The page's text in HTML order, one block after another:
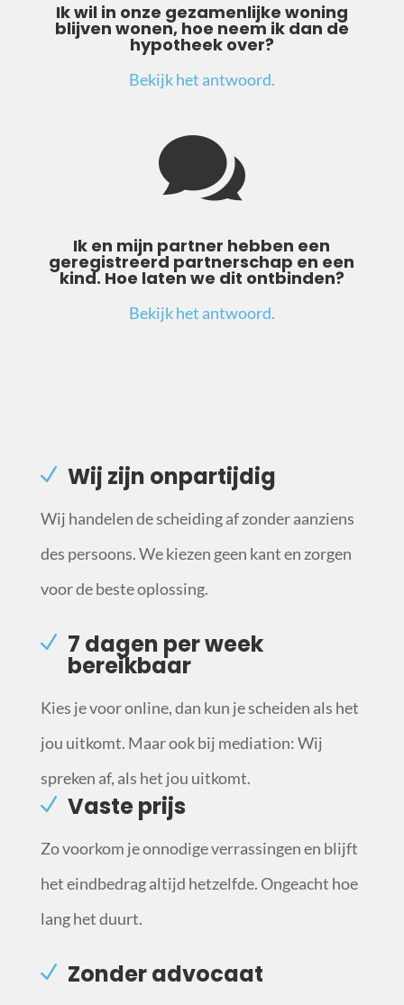
Ik wil in onze gezamenlijke woning
blijven wonen, hoe neem ik dan de
hypotheek over?
Bekijk het antwoord.

Ik en mijn partner hebben een
geregistreerd partnerschap en een
kind. Hoe laten we dit ontbinden?
Bekijk het antwoord.
Wij zijn onpartijdig
Wij handelen de scheiding af zonder aanziens
des persoons. We kiezen geen kant en zorgen
voor de beste oplossing.
7 dagen per week
bereikbaar
Kies je voor online, dan kun je scheiden als het
jou uitkomt. Maar ook bij mediation: Wij
spreken af, als het jou uitkomt.
Vaste prijs
Zo voorkom je onnodige verrassingen en blijft
het eindbedrag altijd hetzelfde. Ongeacht hoe
lang het duurt.
Zonder advocaat